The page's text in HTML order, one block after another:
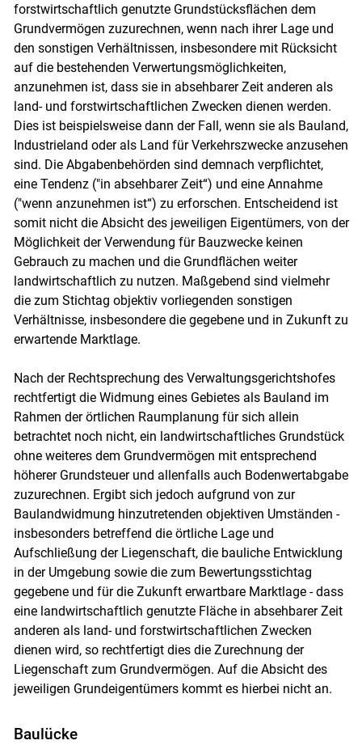
Skip to main content
forstwirtschaftlich genutzte Grundstücksflächen dem
Grundvermögen zuzurechnen, wenn nach ihrer Lage und
den sonstigen Verhältnissen, insbesondere mit Rücksicht
auf die bestehenden Verwertungsmöglichkeiten,
anzunehmen ist, dass sie in absehbarer Zeit anderen als
land- und forstwirtschaftlichen Zwecken dienen werden.
Dies ist beispielsweise dann der Fall, wenn sie als Bauland,
Industrieland oder als Land für Verkehrszwecke anzusehen
sind. Die Abgabenbehörden sind demnach verpflichtet,
eine Tendenz ("in absehbarer Zeit“) und eine Annahme
("wenn anzunehmen ist“) zu erforschen. Entscheidend ist
somit nicht die Absicht des jeweiligen Eigentümers, von der
Möglichkeit der Verwendung für Bauzwecke keinen
Gebrauch zu machen und die Grundflächen weiter
landwirtschaftlich zu nutzen. Maßgebend sind vielmehr
die zum Stichtag objektiv vorliegenden sonstigen
Verhältnisse, insbesondere die gegebene und in Zukunft zu
erwartende Marktlage.
Nach der Rechtsprechung des Verwaltungsgerichtshofes
rechtfertigt die Widmung eines Gebietes als Bauland im
Rahmen der örtlichen Raumplanung für sich allein
betrachtet noch nicht, ein landwirtschaftliches Grundstück
ohne weiteres dem Grundvermögen mit entsprechend
höherer Grundsteuer und allenfalls auch Bodenwertabgabe
zuzurechnen. Ergibt sich jedoch aufgrund von zur
Baulandwidmung hinzutretenden objektiven Umständen -
insbesonders betreffend die örtliche Lage und
Aufschließung der Liegenschaft, die bauliche Entwicklung
in der Umgebung sowie die zum Bewertungsstichtag
gegebene und für die Zukunft erwartbare Marktlage - dass
eine landwirtschaftlich genutzte Fläche in absehbarer Zeit
anderen als land- und forstwirtschaftlichen Zwecken
dienen wird, so rechtfertigt dies die Zurechnung der
Liegenschaft zum Grundvermögen. Auf die Absicht des
jeweiligen Grundeigentümers kommt es hierbei nicht an.
Baulücke